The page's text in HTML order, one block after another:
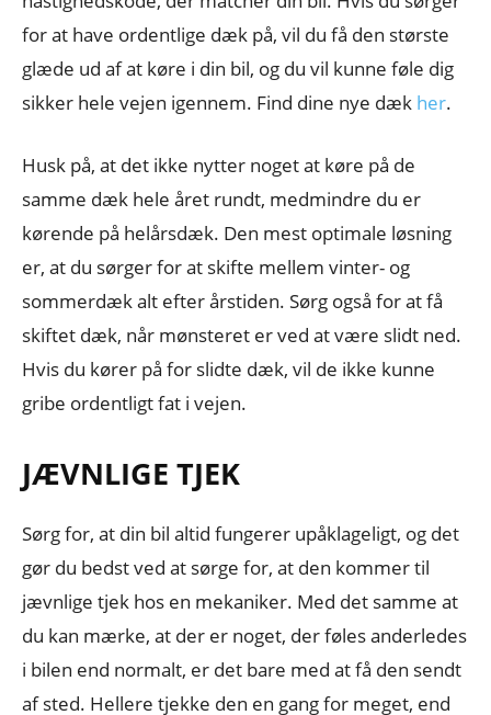
for at have ordentlige dæk på, vil du få den største
glæde ud af at køre i din bil, og du vil kunne føle dig
sikker hele vejen igennem. Find dine nye dæk her.
Husk på, at det ikke nytter noget at køre på de
samme dæk hele året rundt, medmindre du er
kørende på helårsdæk. Den mest optimale løsning
er, at du sørger for at skifte mellem vinter- og
sommerdæk alt efter årstiden. Sørg også for at få
skiftet dæk, når mønsteret er ved at være slidt ned.
Hvis du kører på for slidte dæk, vil de ikke kunne
gribe ordentligt fat i vejen.
JÆVNLIGE TJEK
Sørg for, at din bil altid fungerer upåklageligt, og det
gør du bedst ved at sørge for, at den kommer til
jævnlige tjek hos en mekaniker. Med det samme at
du kan mærke, at der er noget, der føles anderledes
i bilen end normalt, er det bare med at få den sendt
af sted. Hellere tjekke den en gang for meget, end